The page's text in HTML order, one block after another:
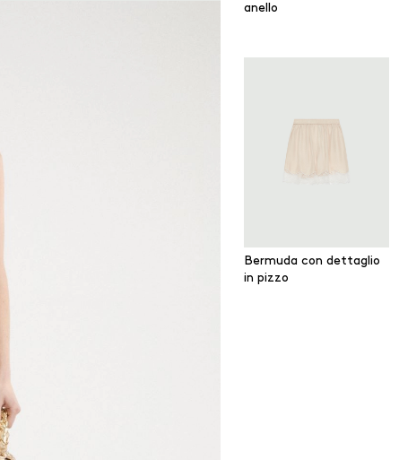
anello
Bermuda con dettaglio
in pizzo